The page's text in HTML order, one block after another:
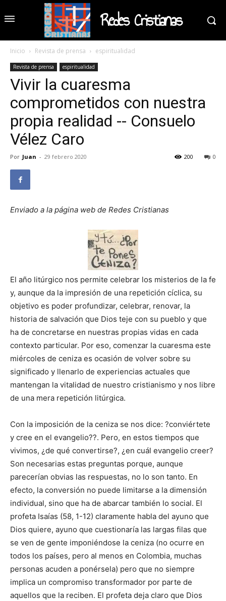
Redes Cristianas
Inicio Revista de prensa espiritualidad
Revista de prensa espiritualidad
Vivir la cuaresma
comprometidos con nuestra
propia realidad -- Consuelo
Vélez Caro
Por Juan - 29 febrero 2020 0
200
Enviado a la página web de Redes Cristianas
El año litúrgico nos permite celebrar los misterios de la fe
y, aunque da la impresión de una repetición cíclica, su
objetivo es poder profundizar, celebrar, renovar, la
historia de salvación que Dios teje con su pueblo y que
ha de concretarse en nuestras propias vidas en cada
contexto particular. Por eso, comenzar la cuaresma este
miércoles de ceniza es ocasión de volver sobre su
significado y llenarlo de experiencias actuales que
mantengan la vitalidad de nuestro cristianismo y nos libre
de una mera repetición litúrgica.
Con la imposición de la ceniza se nos dice: ?conviértete
y cree en el evangelio??. Pero, en estos tiempos que
vivimos, ¿de qué convertirse?, ¿en cuál evangelio creer?
Son necesarias estas preguntas porque, aunque
parecerían obvias las respuestas, no lo son tanto. En
efecto, la conversión no puede limitarse a la dimensión
individual, sino que ha de abarcar también lo social. El
profeta Isaías (58, 1-12) claramente habla del ayuno que
Dios quiere, ayuno que cuestionaría las largas filas que
se ven de gente imponiéndose la ceniza (no ocurre en
todos los países, pero al menos en Colombia, muchas
personas acuden a ponérsela) pero que no siempre
implica un compromiso transformador por parte de
aquellos que la reciben. El profeta deja claro que Dios